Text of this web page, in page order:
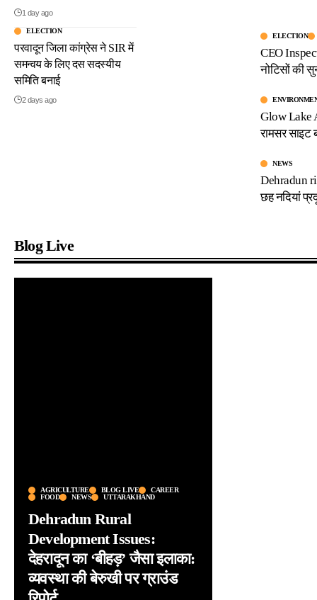
1 day ago
ELECTION
परवादून जिला कांग्रेस ने SIR में
समन्वय के लिए दस सदस्यीय
समिति बनाई
2 days ago
ELECTION
CEO
नोटिसों की
Glow Lake
रामसर साइट
NEWS
Dehradun
छह नदियां
Blog Live
AGRICULTURE BLOG LIVE
CAREER
FOOD
NEWS UTTARAKHAND
Dehradun Rural
Development Issues:
देहरादून का ‘बीहड़’ जैसा इलाका:
व्यवस्था की बेरुखी पर ग्राउंड